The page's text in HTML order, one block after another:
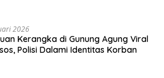
2026
Kerangka di Gunung Agung Viral
Polisi Dalami Identitas Korban